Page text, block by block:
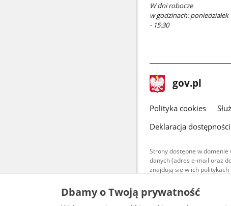
W dni robocze
w godzinach:
- 15:30
stopka
gov.pl Strona
gov.pl
gov.pl
Polityka cookies
Deklaracja
Strony dostępne w
danych (adres e-mail oraz
znajdują się w ich
Treści
udostępniane
warunkach
Dbamy o Twoją prywatność